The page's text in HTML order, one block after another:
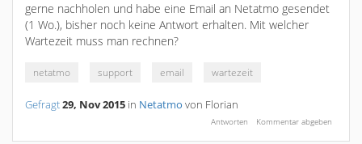
gerne nachholen und habe eine Email an Netatmo gesendet
(1 Wo.), bisher noch keine Antwort erhalten. Mit welcher
Wartezeit muss man rechnen?
netatmo support email wartezeit
Gefragt29, Nov 2015 in Netatmo von Florian